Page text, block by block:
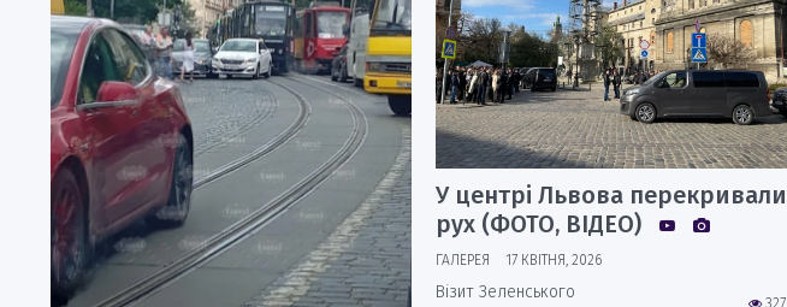
У центрі Львова перекривали
рух (ФОТО, ВІДЕО)
ГАЛЕРЕЯ 17 КВІТНЯ, 2026
327
Візит Зеленського